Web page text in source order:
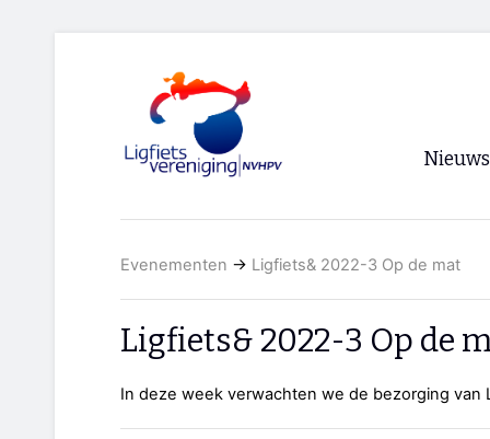
Nieuws
Evenementen → Ligfiets& 2022-3 Op de mat
Ligfiets& 2022-3 Op de
In deze week verwachten we de bezorging van